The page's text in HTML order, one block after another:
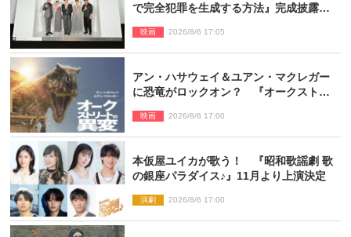
で完全犯罪を生成する方法』完成披露に
映画 2026/8/6 17:05
アン・ハサウェイ＆ユアン・マクレガー
に恐竜がロックオン？ 『オークストリ
解禁
映画 2026/8/6 17:00
本仮屋ユイカが歌う！ 『昭和歌謡劇 歌
の銀座パラダイス♪』11月より上演決定
演劇 2026/8/6 17:00